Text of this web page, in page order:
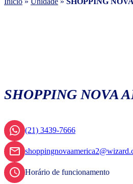
SHOPPING NOVA
(21) 3439-7666
Horário de funcionamento